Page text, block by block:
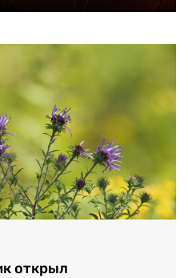
открыл